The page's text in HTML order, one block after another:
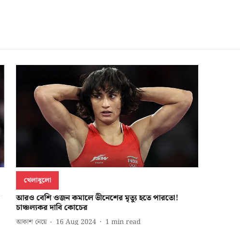
খেলাধুলো
আরও বেশি ওজন কমালে ভীনেশের মৃত্যু হতে পারতো!
চাঞ্চল্যকর দাবি কোচের
আকাশ নেয়ে 16 Aug 2024 1 min read